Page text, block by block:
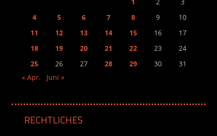
4
5 6 7 8 9
10
11
12 13 14 15 16
17
18
19 20 21 22 23
24
25
26 27 28 29 30
31
« Apr.
Juni »
RECHTLICHES